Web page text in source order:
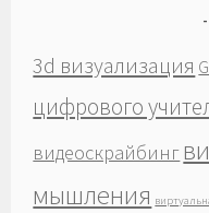
3d визуализация
цифрового
видеоскрайбинг
мышления